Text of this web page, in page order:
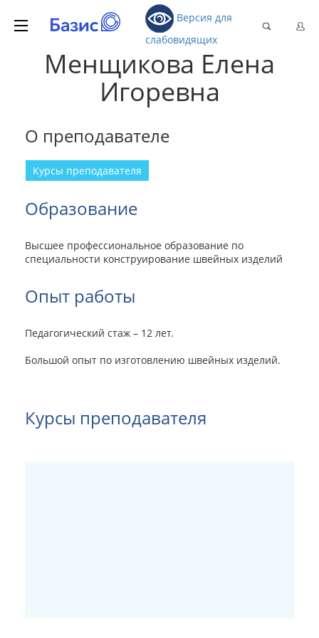
Версия для
слабовидящих
Менщикова Елена
Игоревна
О преподавателе
Курсы преподавателя
Образование
Высшее профессиональное образование по
специальности конструирование швейных изделий
Опыт работы
Педагогический стаж – 12 лет.
Большой опыт по изготовлению швейных изделий.
Курсы преподавателя